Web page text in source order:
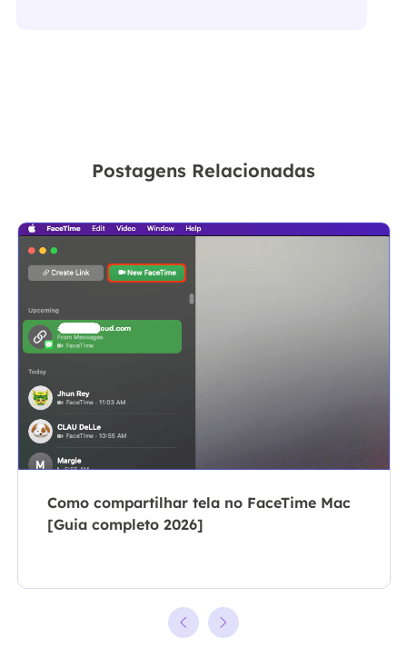
Postagens Relacionadas
Como compartilhar tela no FaceTime Mac
[Guia completo 2026]